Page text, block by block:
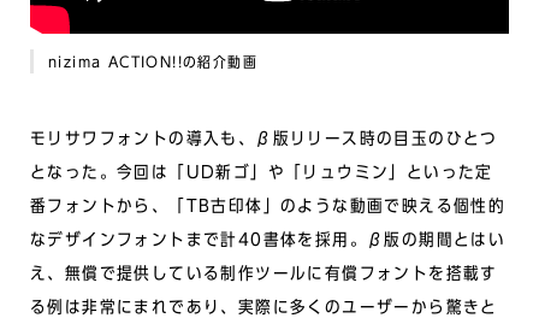
nizima ACTION!!の紹介動画
モリサワフォントの導入も、β版リリース時の目玉のひとつ
となった。今回は「UD新ゴ」や「リュウミン」といった定
番フォントから、「TB古印体」のような動画で映える個性的
なデザインフォントまで計40書体を採用。β版の期間とはい
え、無償で提供している制作ツールに有償フォントを搭載す
る例は非常にまれであり、実際に多くのユーザーから驚きと